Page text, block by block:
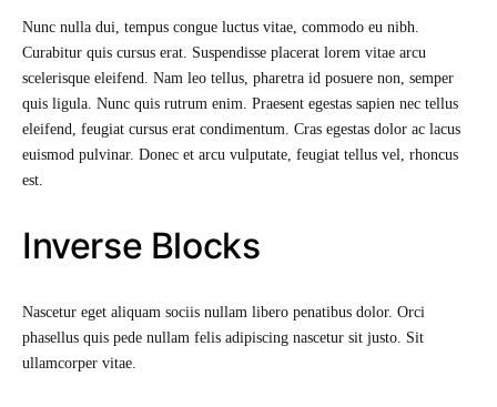
Nunc nulla dui, tempus congue luctus vitae, commodo eu nibh.
Curabitur quis cursus erat. Suspendisse placerat lorem vitae arcu
scelerisque eleifend. Nam leo tellus, pharetra id posuere non, semper
quis ligula. Nunc quis rutrum enim. Praesent egestas sapien nec tellus
eleifend, feugiat cursus erat condimentum. Cras egestas dolor ac lacus
euismod pulvinar. Donec et arcu vulputate, feugiat tellus vel, rhoncus
est.
Inverse Blocks
Nascetur eget aliquam sociis nullam libero penatibus dolor. Orci
phasellus quis pede nullam felis adipiscing nascetur sit justo. Sit
ullamcorper vitae.